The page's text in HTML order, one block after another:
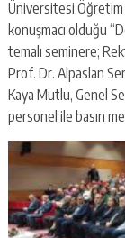
Üniversitesi Öğretim
konuşmacı olduğu
temalı seminere;
Prof. Dr. Alpaslan
Kaya Mutlu, Genel
personel ile basın